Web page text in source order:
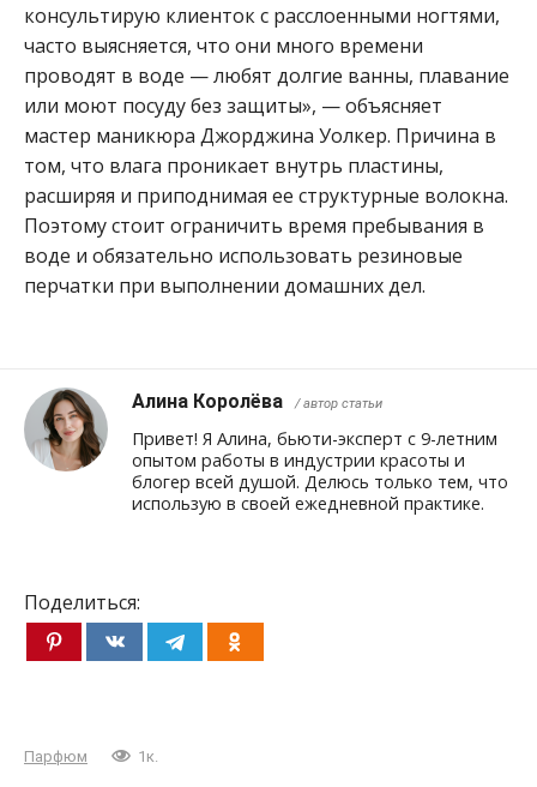
консультирую клиенток с расслоенными ногтями,
часто выясняется, что они много времени
проводят в воде — любят долгие ванны, плавание
или моют посуду без защиты», — объясняет
мастер маникюра Джорджина Уолкер. Причина в
том, что влага проникает внутрь пластины,
расширяя и приподнимая ее структурные волокна.
Поэтому стоит ограничить время пребывания в
воде и обязательно использовать резиновые
перчатки при выполнении домашних дел.
Алина Королёва / автор статьи
Привет! Я Алина, бьюти-эксперт с 9-летним
опытом работы в индустрии красоты и
блогер всей душой. Делюсь только тем, что
использую в своей ежедневной практике.
Поделиться:
Парфюм 1к.